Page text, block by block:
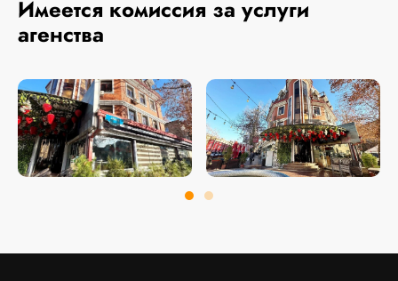
Имеется комиссия за услуги
агенства